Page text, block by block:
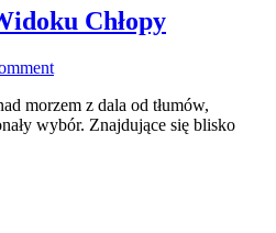
Chłopy
morzem z dala od tłumów,
wybór. Znajdujące się blisko